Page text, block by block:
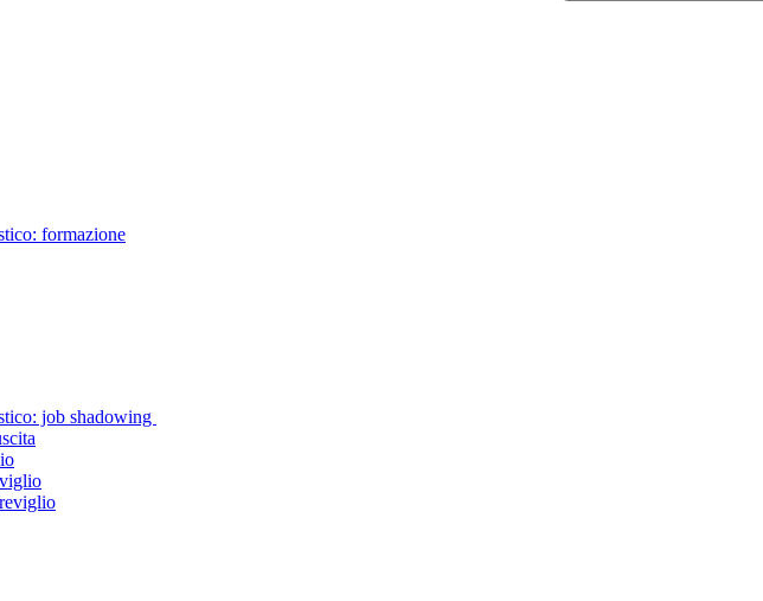
formazione
job shadowing